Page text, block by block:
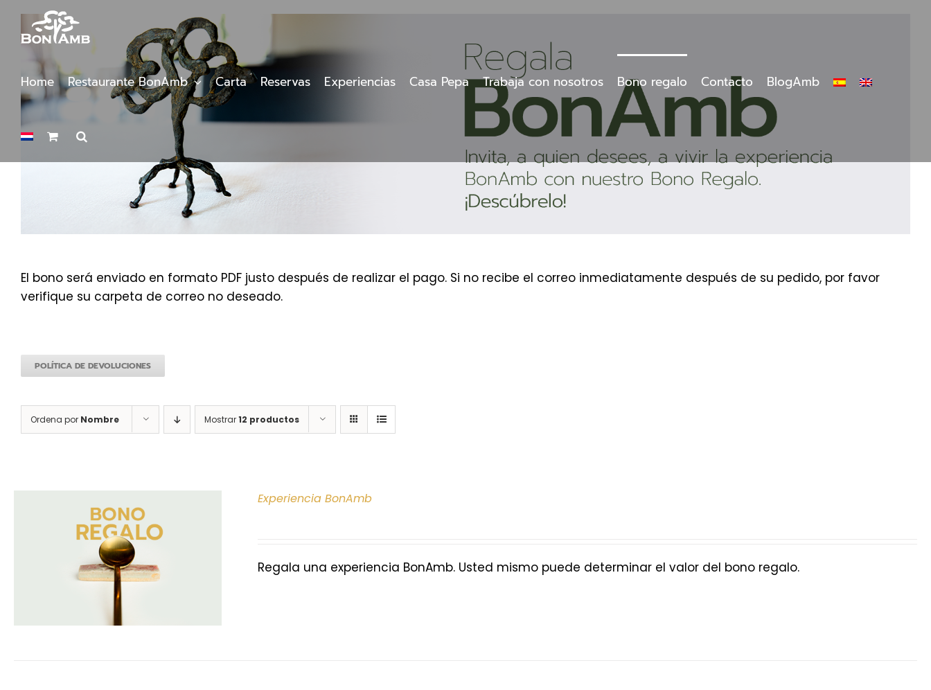
contenido
Home Restaurante BonAmb Carta Reservas Experiencias Casa Pepa Trabaja con nosotros Bono regalo Contacto BlogAmb
El bono será enviado en formato PDF justo después de realizar el pago. Si no recibe el correo inmediatamente después de su pedido, por favor
verifique su carpeta de correo no deseado.
POLÍTICA DE DEVOLUCIONES
Ordena por Nombre Mostrar12 productos
Experiencia BonAmb
Regala una experiencia BonAmb. Usted mismo puede determinar el valor del bono regalo.